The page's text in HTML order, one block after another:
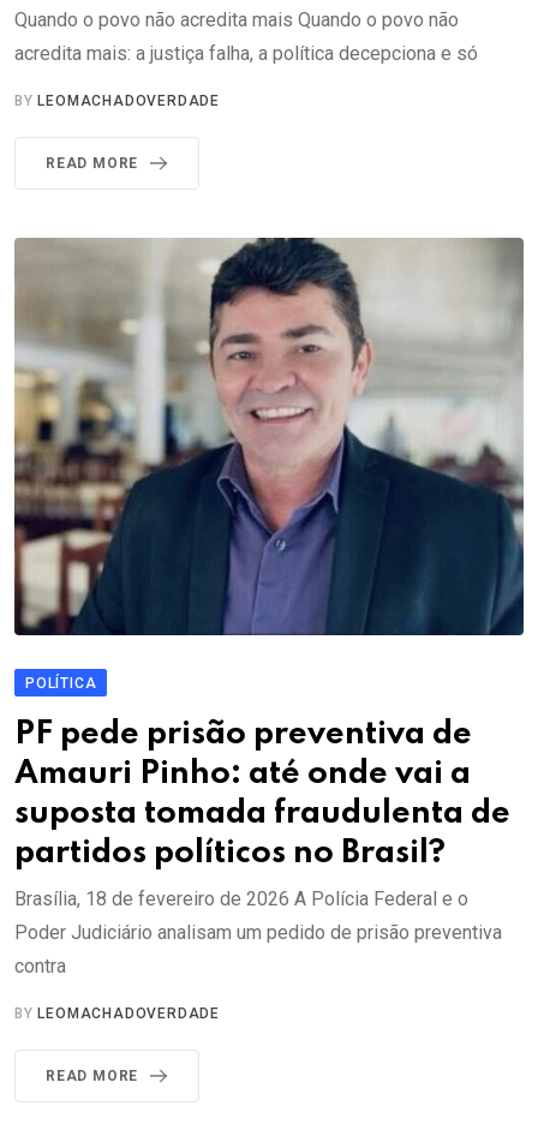
Quando o povo não acredita mais Quando o povo não
acredita mais: a justiça falha, a política decepciona e só
BYLEOMACHADOVERDADE
READ MORE
POLÍTICA
PF pede prisão preventiva de
Amauri Pinho: até onde vai a
suposta tomada fraudulenta de
partidos políticos no Brasil?
Brasília, 18 de fevereiro de 2026 A Polícia Federal e o
Poder Judiciário analisam um pedido de prisão preventiva
contra
BY LEOMACHADOVERDADE
READ MORE